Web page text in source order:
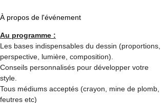
À propos de l'événement
Au programme :
Les bases indispensables du dessin (proportions,
perspective, lumière, composition).
Conseils personnalisés pour développer votre
style.
Tous médiums acceptés (crayon, mine de plomb,
feutres etc)